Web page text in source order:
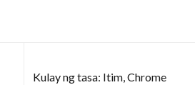
Kulay ng tasa: Itim, Chrome